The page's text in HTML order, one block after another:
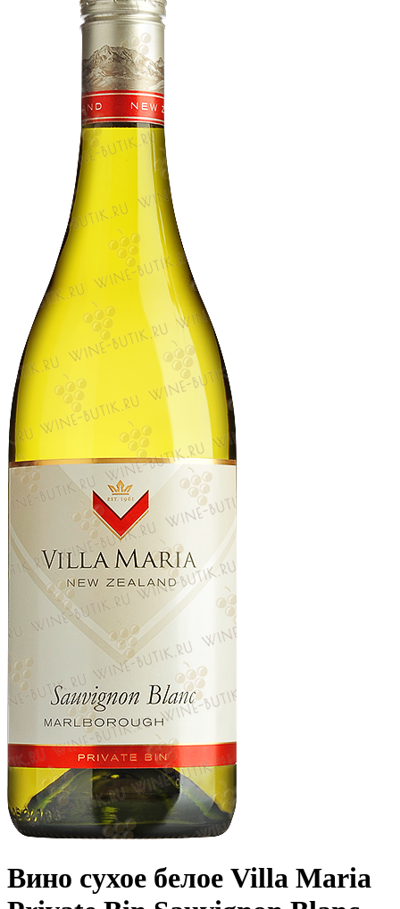
Вино сухое белое Villa Maria